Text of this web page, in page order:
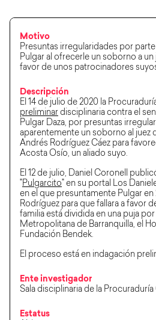
Motivo
Presuntas irregularidades por
Pulgar al ofrecerle un soborno a un
favor de unos patrocinadores
Descripción
El 14 de julio de 2020 la
preliminar disciplinaria contra el
Pulgar Daza, por presuntas
aparentemente un soborno al juez
Andrés Rodríguez Cáez para
Acosta Osío, un aliado suyo.
El 12 de julio, Daniel Coronell
Pulgarcito " en su portal Los
en el que presuntamente Pulgar
Rodríguez para que fallara a favor
familia está dividida en una puja
Metropolitana de Barranquilla, el
Fundación Bendek.
El proceso está en indagación
Ente investigador
Sala disciplinaria de la
Estatus